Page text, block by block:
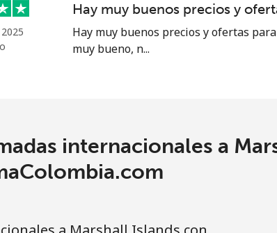
47 min por ⁦$5⁩
15 min por ⁦$5⁩
Hay muy buenos precios y
Hay muy buenos precios y ofertas
muy bueno, n...
internacionales a